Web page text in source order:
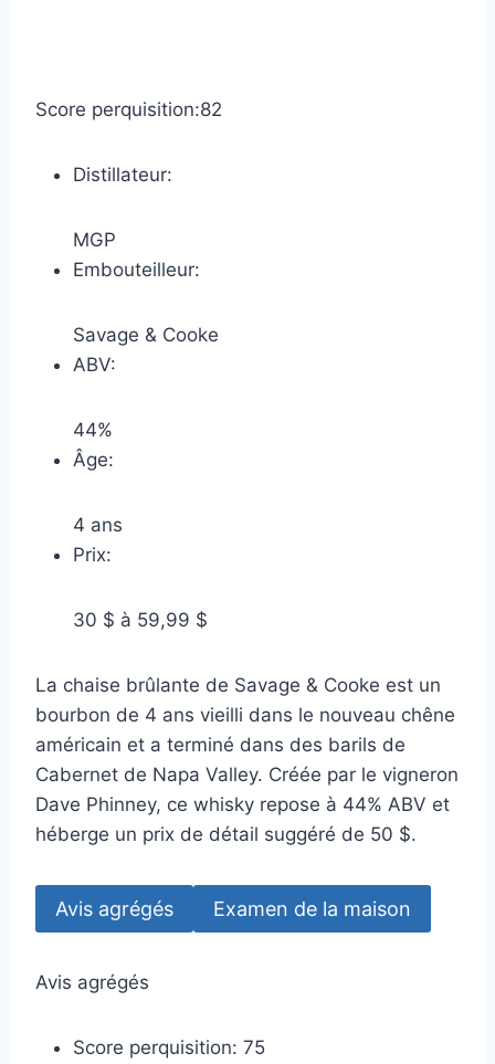
Score perquisition:82
Distillateur:
MGP
Embouteilleur:
Savage & Cooke
ABV:
44%
Âge:
4 ans
Prix:
30 $ à 59,99 $
La chaise brûlante de Savage & Cooke est un
bourbon de 4 ans vieilli dans le nouveau chêne
américain et a terminé dans des barils de
Cabernet de Napa Valley. Créée par le vigneron
Dave Phinney, ce whisky repose à 44% ABV et
héberge un prix de détail suggéré de 50 $.
Avis agrégés Examen de la maison
Avis agrégés
Score perquisition: 75